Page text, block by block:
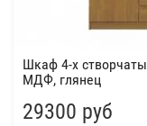
Шкаф 4-х
МДФ, глянец
29300 руб